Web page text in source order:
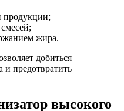
продукции;
жира.
добиться
и предотвратить
высокого